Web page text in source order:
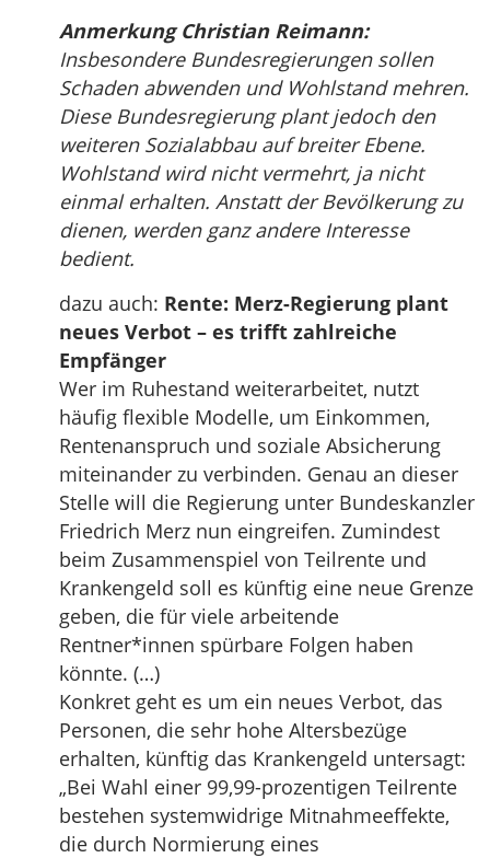
Anmerkung Christian Reimann:
Insbesondere Bundesregierungen sollen
Schaden abwenden und Wohlstand mehren.
Diese Bundesregierung plant jedoch den
weiteren Sozialabbau auf breiter Ebene.
Wohlstand wird nicht vermehrt, ja nicht
einmal erhalten. Anstatt der Bevölkerung zu
dienen, werden ganz andere Interesse
bedient.
dazu auch: Rente: Merz-Regierung plant
neues Verbot – es trifft zahlreiche
Empfänger
Wer im Ruhestand weiterarbeitet, nutzt
häufig flexible Modelle, um Einkommen,
Rentenanspruch und soziale Absicherung
miteinander zu verbinden. Genau an dieser
Stelle will die Regierung unter Bundeskanzler
Friedrich Merz nun eingreifen. Zumindest
beim Zusammenspiel von Teilrente und
Krankengeld soll es künftig eine neue Grenze
geben, die für viele arbeitende
Rentner*innen spürbare Folgen haben
könnte. (…)
Konkret geht es um ein neues Verbot, das
Personen, die sehr hohe Altersbezüge
erhalten, künftig das Krankengeld untersagt:
„Bei Wahl einer 99,99-prozentigen Teilrente
bestehen systemwidrige Mitnahmeeffekte,
die durch Normierung eines